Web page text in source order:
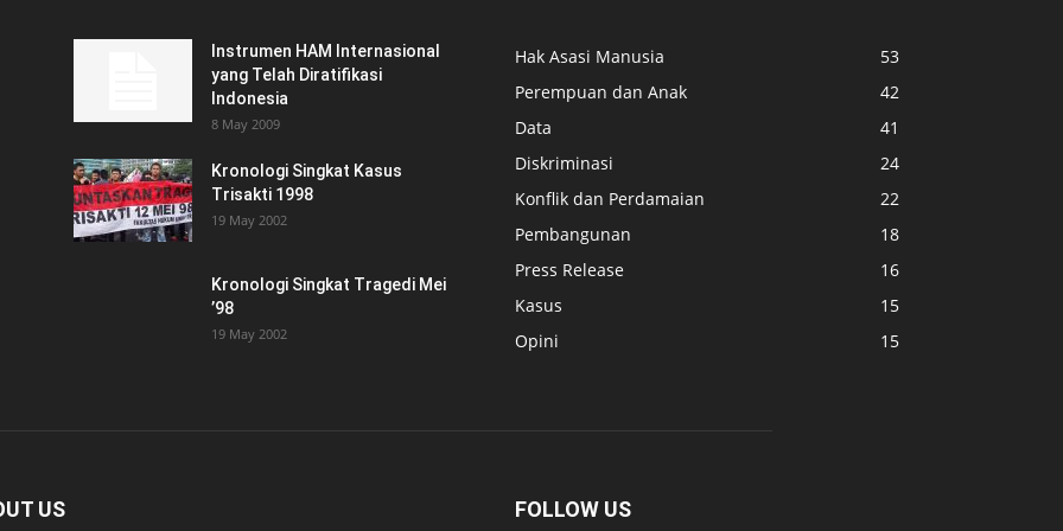
Instrumen HAM Internasional
yang Telah Diratifikasi
Indonesia
8 May 2009
Kronologi Singkat Kasus
Trisakti 1998
19 May 2002
Kronologi Singkat Tragedi Mei
’98
19 May 2002
Hak Asasi Manusia
53
Perempuan dan Anak
42
Data
41
Diskriminasi
24
Konflik dan Perdamaian
22
Pembangunan
18
Press Release
16
Kasus
15
Opini
15
US FOLLOW US